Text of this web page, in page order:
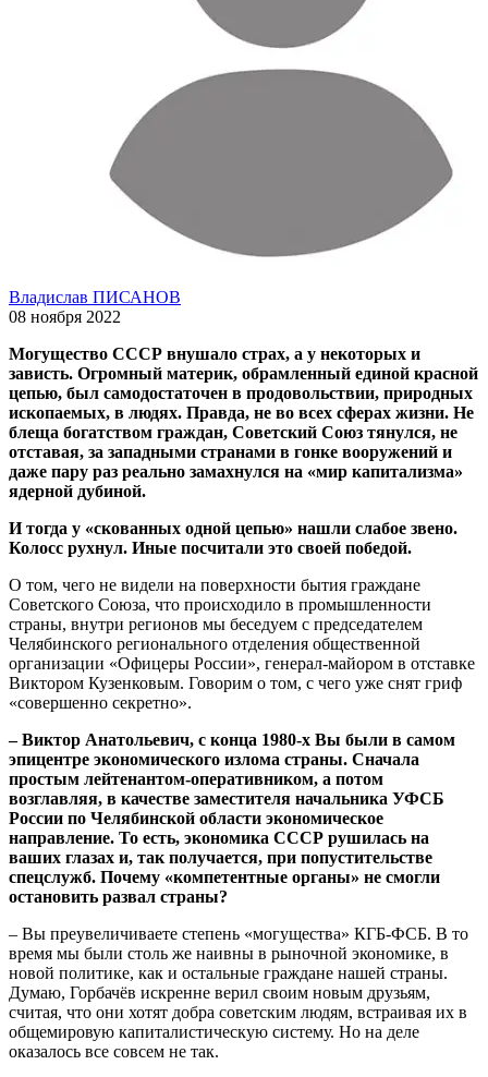
Владислав ПИСАНОВ
08 ноября 2022
Могущество СССР внушало страх, а у некоторых и
зависть. Огромный материк, обрамленный единой красной
цепью, был самодостаточен в продовольствии, природных
ископаемых, в людях. Правда, не во всех сферах жизни. Не
блеща богатством граждан, Советский Союз тянулся, не
отставая, за западными странами в гонке вооружений и
даже пару раз реально замахнулся на «мир капитализма»
ядерной дубиной.
И тогда у «скованных одной цепью» нашли слабое звено.
Колосс рухнул. Иные посчитали это своей победой.
О том, чего не видели на поверхности бытия граждане
Советского Союза, что происходило в промышленности
страны, внутри регионов мы беседуем с председателем
Челябинского регионального отделения общественной
организации «Офицеры России», генерал-майором в отставке
Виктором Кузенковым. Говорим о том, с чего уже снят гриф
«совершенно секретно».
– Виктор Анатольевич, с конца 1980-х Вы были в самом
эпицентре экономического излома страны. Сначала
простым лейтенантом-оперативником, а потом
возглавляя, в качестве заместителя начальника УФСБ
России по Челябинской области экономическое
направление. То есть, экономика СССР рушилась на
ваших глазах и, так получается, при попустительстве
спецслужб. Почему «компетентные органы» не смогли
остановить развал страны?
– Вы преувеличиваете степень «могущества» КГБ-ФСБ. В то
время мы были столь же наивны в рыночной экономике, в
новой политике, как и остальные граждане нашей страны.
Думаю, Горбачёв искренне верил своим новым друзьям,
считая, что они хотят добра советским людям, встраивая их в
общемировую капиталистическую систему. Но на деле
оказалось все совсем не так.